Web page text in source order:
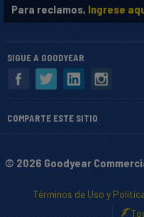
Para reclamos, Ingrese
SIGUE A GOODYEAR
COMPARTE ESTE SITIO
© 2026 Goodyear
Términos de Uso y